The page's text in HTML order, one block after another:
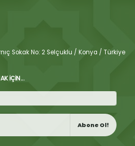
Sokak No: 2 Selçuklu / Konya / Türkiye
İÇIN...
Abone Ol!